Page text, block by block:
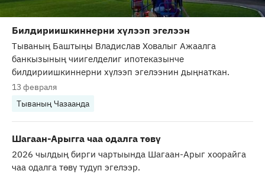
Билдириишкиннерни хүлээп эгелээн
Тываның Баштыңы Владислав Ховалыг Ажаалга
банкызының чиигелделиг ипотеказынче
билдириишкиннерни хүлээп эгелээнин дыңнаткан.
13 февраля
Тываның Чазаанда
Шагаан-Арыгга чаа одалга төвү
2026 чылдың бирги чартыында Шагаан-Арыг хоорайга
чаа одалга төвү тудуп эгелээр.